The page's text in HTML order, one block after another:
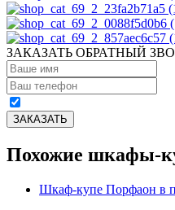
ЗАКАЗАТЬ ОБРАТНЫЙ
Похожие шкафы-
Шкаф-купе Порфаон в